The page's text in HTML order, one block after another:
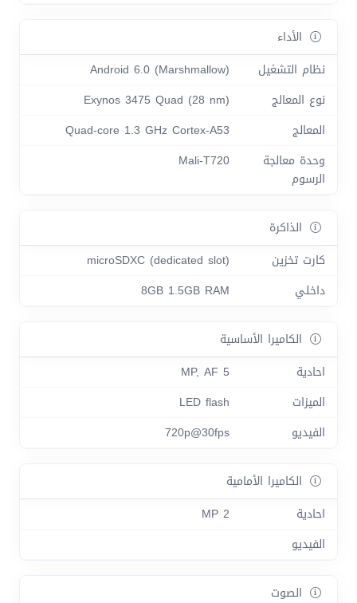
الأداء
نظام التشغيل
Android 6.0 (Marshmallow)
نوع المعالج
Exynos 3475 Quad (28 nm)
المعالج
Quad-core 1.3 GHz Cortex-A53
وحدة معالجة
الرسوم
Mali-T720
الذاكرة
كارت تخزين
microSDXC (dedicated slot)
داخلي
8GB 1.5GB RAM
الكاميرا الأساسية
احادية
5 MP, AF
الميزات
LED flash
الفيديو
720p@30fps
الكاميرا الأمامية
احادية
2 MP
الفيديو
الصوت